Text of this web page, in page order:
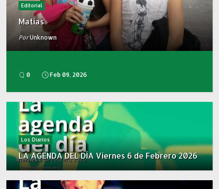
Editorial
Matías
Por Unknown
0 Feb 09, 2026
Los Diarios
LA AGENDA DEL DÍA Viernes 6 de Febrero 2026